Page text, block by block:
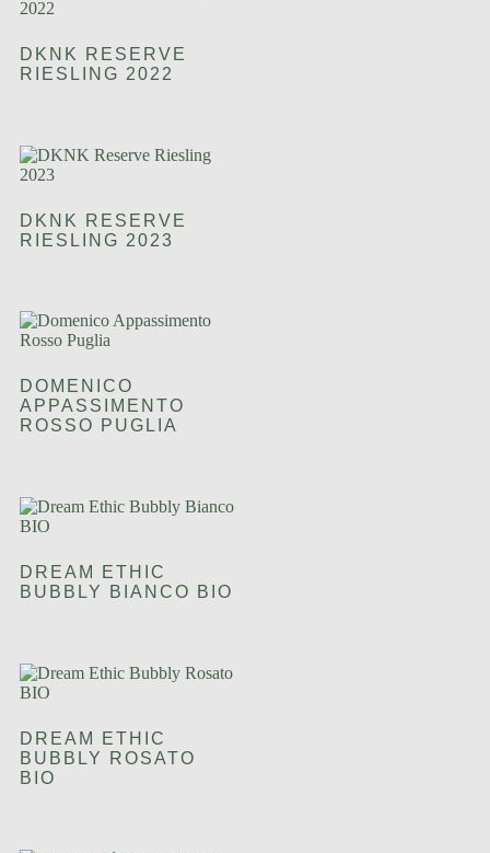
DKNK RESERVE
RIESLING 2022
DKNK RESERVE
RIESLING 2023
DOMENICO
APPASSIMENTO
ROSSO PUGLIA
DREAM ETHIC
BUBBLY BIANCO BIO
DREAM ETHIC
BUBBLY ROSATO
BIO